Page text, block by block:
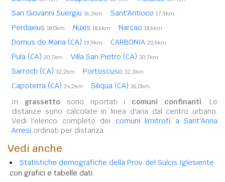
San Giovanni Suergiu 16,3km Sant'Antioco 17,9km
Perdaxius 18,0km Nuxis 18,6km Narcao 18,6km
Domus de Maria (CA) 19,9km CARBONIA 20,9km
Pula (CA) 30,7km Villa San Pietro (CA) 30,7km
Sarroch (CA) 32,2km Portoscuso 32,3km
Capoterra (CA) 34,2km Siliqua (CA) 36,0km
In grassetto sono riportati i comuni confinanti. Le
distanze sono calcolate in linea d'aria dal centro urbano.
Vedi l'elenco completo dei comuni limitrofi a Sant'Anna
Arresi ordinati per distanza.
Vedi anche
Statistiche demografiche della Prov. del Sulcis Iglesiente
con grafici e tabelle dati.